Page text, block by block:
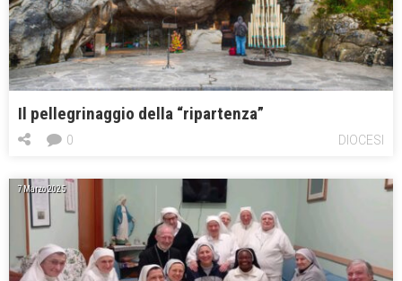
Il pellegrinaggio della “ripartenza”
DIOCESI
0
7 Marzo 2025